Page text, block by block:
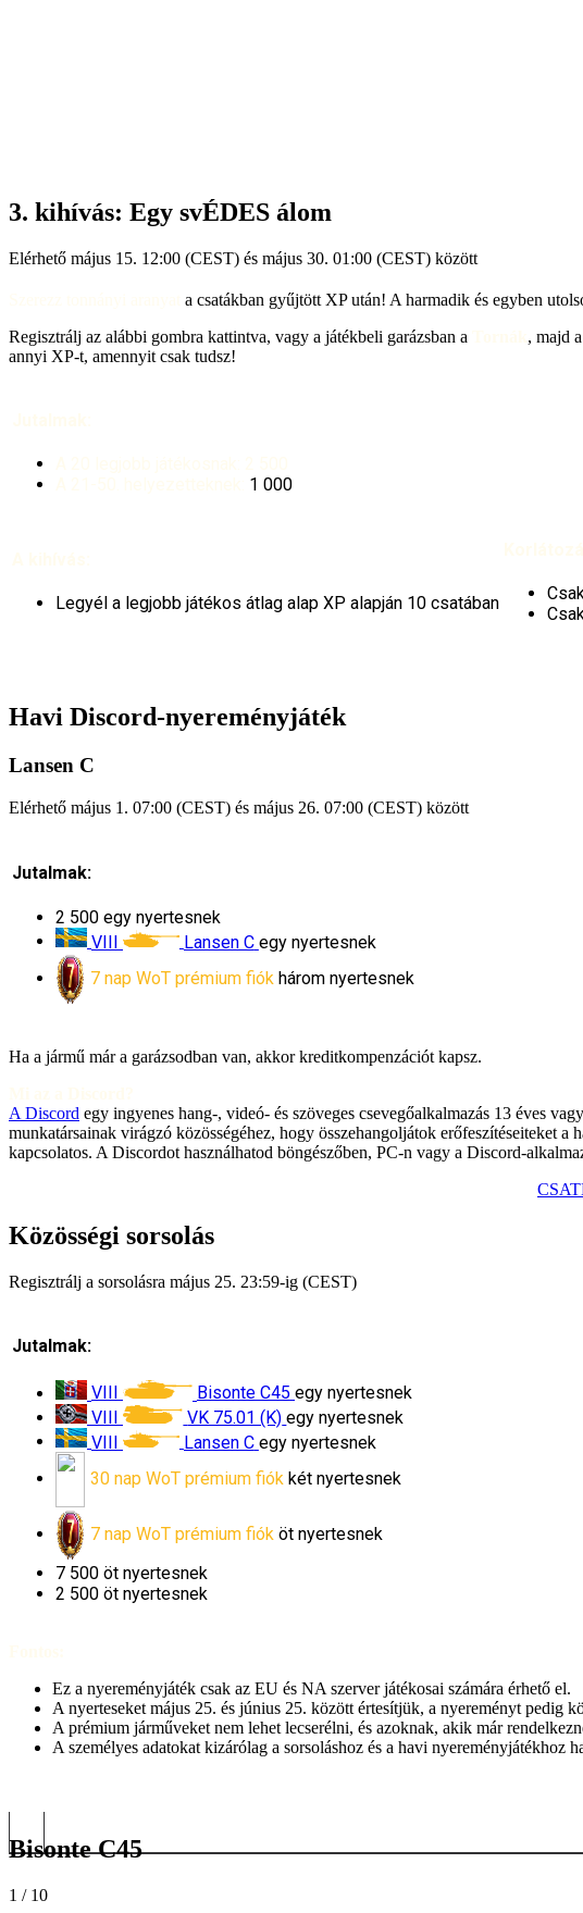
3. kihívás: Egy svÉDES álom
Elérhető május 15. 12:00 (CEST) és május 30. 01:00 (CEST) között
a csatákban gyűjtött XP után! A harmadik és egyben
Regisztrálj az alábbi gombra kattintva, vagy a játékbeli garázsban a
, majd
annyi XP-t, amennyit csak tudsz!
1 000
Legyél a legjobb játékos átlag alap XP alapján 10 csatában
Havi Discord-nyereményjáték
Lansen C
Elérhető május 1. 07:00 (CEST) és május 26. 07:00 (CEST) között
Jutalmak:
2 500 egy nyertesnek
VIII
Lansen C egy nyertesnek
7 nap WoT prémium fiók három nyertesnek
Ha a jármű már a garázsodban van, akkor kreditkompenzációt kapsz.
A Discord egy ingyenes hang-, videó- és szöveges csevegőalkalmazás 13 éves
munkatársainak virágzó közösségéhez, hogy összehangoljátok erőfeszítéseiteket
kapcsolatos. A Discordot használhatod böngészőben, PC-n vagy a Discord-
Közösségi sorsolás
Regisztrálj a sorsolásra május 25. 23:59-ig (CEST)
Jutalmak:
VIII Bisonte C45 egy nyertesnek
VIII
VK 75.01 (K) egy nyertesnek
VIII
Lansen C egy nyertesnek
30 nap WoT prémium fiók két nyertesnek
7 nap WoT prémium fiók öt nyertesnek
7 500 öt nyertesnek
2 500 öt nyertesnek
Ez a nyereményjáték csak az EU és NA szerver játékosai számára érhető el.
A nyerteseket május 25. és június 25. között értesítjük, a nyereményt pedig
A prémium járműveket nem lehet lecserélni, és azoknak, akik már
A személyes adatokat kizárólag a sorsoláshoz és a havi
Bisonte C45
1 / 10